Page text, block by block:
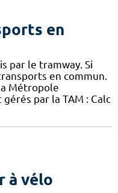
en
par le tramway. Si
en commun.
Métropole
par la TAM : Calc
à vélo